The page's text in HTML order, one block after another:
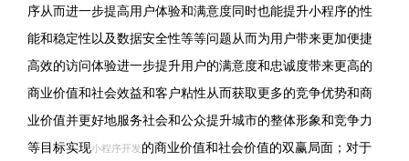
序从而进一步提高用户体验和满意度同时也能提升小程序的性
能和稳定性以及数据安全性等等问题从而为用户带来更加便捷
高效的访问体验进一步提升用户的满意度和忠诚度带来更高的
商业价值和社会效益和客户粘性从而获取更多的竞争优势和商
业价值并更好地服务社会和公众提升城市的整体形象和竞争力
等目标实现小程序开发的商业价值和社会价值的双赢局面；对于